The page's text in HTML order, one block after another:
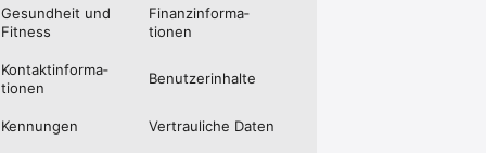
Gesundheit und
Fitness
Finanz­informa­
tionen
Kontakt­informa­
tionen
Benutzer­inhalte
Kennungen Vertrauliche Daten